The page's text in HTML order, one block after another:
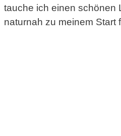
tauche ich einen schönen
naturnah zu meinem Start